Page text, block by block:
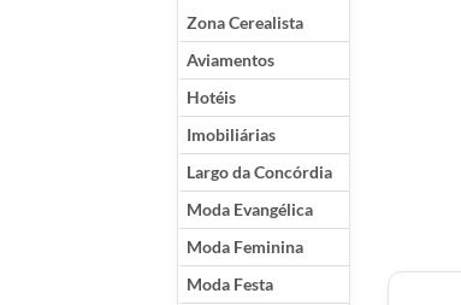
Zona Cerealista
Aviamentos
Hotéis
Imobiliárias
Largo da Concórdia
Moda Evangélica
Moda Feminina
Moda Festa